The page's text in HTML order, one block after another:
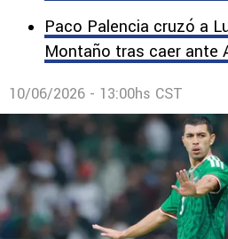
Paco Palencia cruzó a
Montaño tras caer ante
10/06/2026 - 13:00hs CST